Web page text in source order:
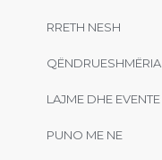
RRETH NESH
QËNDRUESHMËRIA
LAJME DHE EVENTE
PUNO ME NE